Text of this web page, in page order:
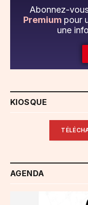
Abonnez-
Premium pour
une
KIOSQUE
AGENDA